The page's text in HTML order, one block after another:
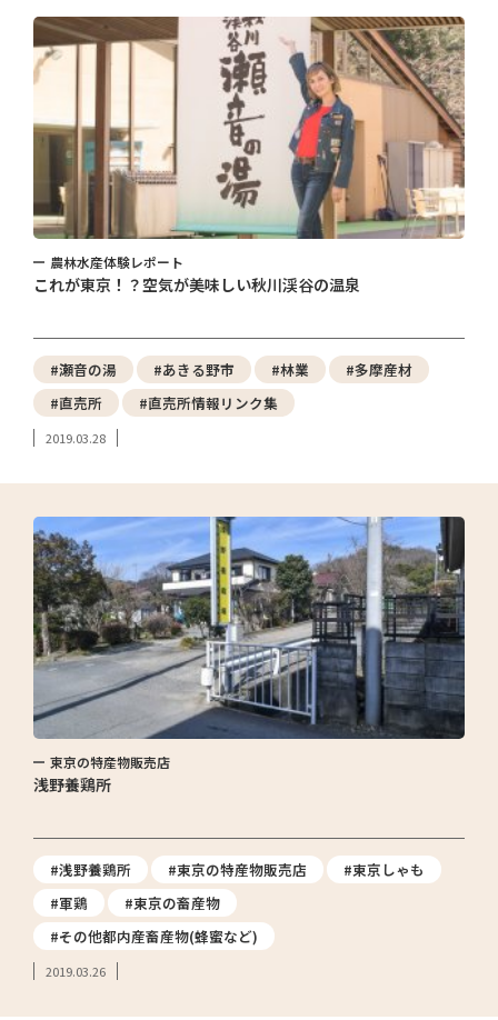
農林水産体験レポート
これが東京！？空気が美味しい秋川渓谷の温泉
#瀬音の湯 #あきる野市 #林業
#多摩産材
#直売所
#直売所情報リンク集
2019.03.28
東京の特産物販売店
浅野養鶏所
#浅野養鶏所 #東京の特産物販売店
#東京しゃも
#軍鶏
#東京の畜産物
#その他都内産畜産物(蜂蜜など)
2019.03.26